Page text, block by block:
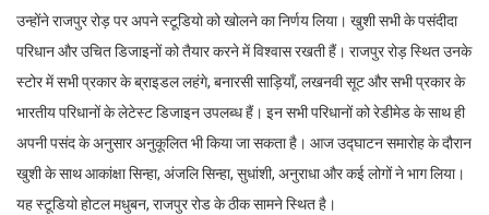
उन्होंने राजपुर रोड़ पर अपने स्टूडियो को खोलने का निर्णय लिया। खुशी सभी के पसंदीदा
परिधान और उचित डिजाइनों को तैयार करने में विश्वास रखती हैं। राजपुर रोड़ स्थित उनके
स्टोर में सभी प्रकार के ब्राइडल लहंगे, बनारसी साड़ियाँ, लखनवी सूट और सभी प्रकार के
भारतीय परिधानों के लेटेस्ट डिजाइन उपलब्ध हैं। इन सभी परिधानों को रेडीमेड के साथ ही
अपनी पसंद के अनुसार अनुकूलित भी किया जा सकता है। आज उद्घाटन समारोह के दौरान
खुशी के साथ आकांक्षा सिन्हा, अंजलि सिन्हा, सुधांशी, अनुराधा और कई लोगों ने भाग लिया।
यह स्टूडियो होटल मधुबन, राजपुर रोड के ठीक सामने स्थित है।